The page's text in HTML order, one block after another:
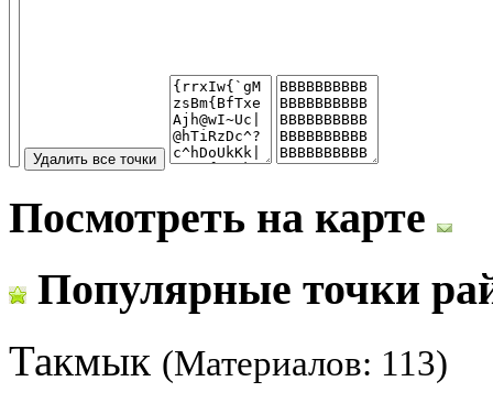
Посмотреть на карте
Популярные точки
Такмык (Материалов: 113)